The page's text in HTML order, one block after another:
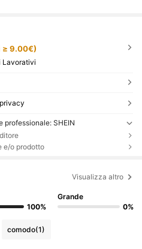
≥ 9.00€)
Lavorativi
professionale: SHEIN
e/o prodotto
Visualizza altro
100%
Grande
0%
comodo(1)